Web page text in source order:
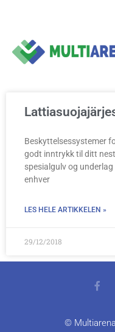
Beskyttelsessystemer
godt inntrykk til ditt
spesialgulv og
enhver
LES HELE ARTIKKELEN »
29/12/2018
©